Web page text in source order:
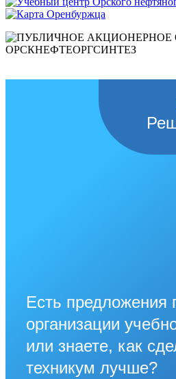
Есть предложения
организации
или знаете, как
техникум лучше?